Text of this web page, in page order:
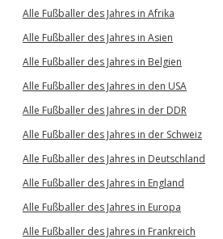
Alle Fußballer des Jahres in Afrika
Alle Fußballer des Jahres in Asien
Alle Fußballer des Jahres in Belgien
Alle Fußballer des Jahres in den USA
Alle Fußballer des Jahres in der DDR
Alle Fußballer des Jahres in der Schweiz
Alle Fußballer des Jahres in Deutschland
Alle Fußballer des Jahres in England
Alle Fußballer des Jahres in Europa
Alle Fußballer des Jahres in Frankreich